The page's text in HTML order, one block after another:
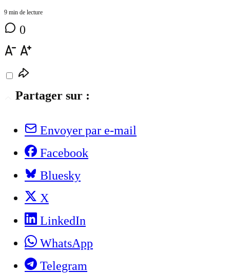
9 min de lecture
0
Partager sur :
Envoyer par e-mail
Facebook
Bluesky
X
LinkedIn
WhatsApp
Telegram